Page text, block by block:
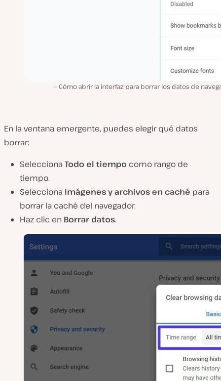
Cómo abrir la interfaz para borrar los datos de
En la ventana emergente, puedes elegir qué datos
borrar:
Selecciona Todo el tiempo como rango de
tiempo.
Selecciona Imágenes yarchivos en caché para
borrar la caché del navegador.
Haz clic en Borrar datos.